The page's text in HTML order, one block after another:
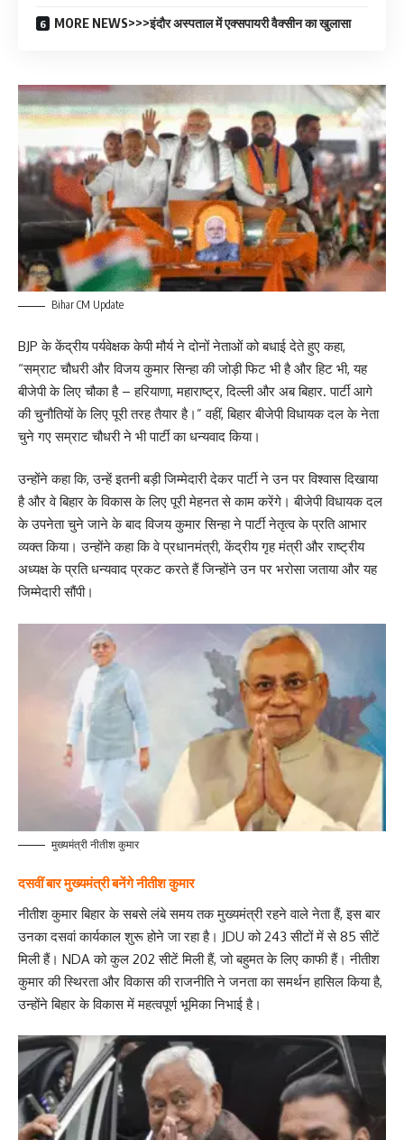
MORE NEWS>>>इंदौर अस्पताल में एक्सपायरी वैक्सीन का खुलासा
Bihar CM Update
BJP के केंद्रीय पर्यवेक्षक केपी मौर्य ने दोनों नेताओं को बधाई देते हुए कहा,
“सम्राट चौधरी और विजय कुमार सिन्हा की जोड़ी फिट भी है और हिट भी, यह
बीजेपी के लिए चौका है – हरियाणा, महाराष्ट्र, दिल्ली और अब बिहार. पार्टी आगे
की चुनौतियों के लिए पूरी तरह तैयार है।” वहीं, बिहार बीजेपी विधायक दल के नेता
चुने गए सम्राट चौधरी ने भी पार्टी का धन्यवाद किया।
उन्होंने कहा कि, उन्हें इतनी बड़ी जिम्मेदारी देकर पार्टी ने उन पर विश्वास दिखाया
है और वे बिहार के विकास के लिए पूरी मेहनत से काम करेंगे। बीजेपी विधायक दल
के उपनेता चुने जाने के बाद विजय कुमार सिन्हा ने पार्टी नेतृत्व के प्रति आभार
व्यक्त किया। उन्होंने कहा कि वे प्रधानमंत्री, केंद्रीय गृह मंत्री और राष्ट्रीय
अध्यक्ष के प्रति धन्यवाद प्रकट करते हैं जिन्होंने उन पर भरोसा जताया और यह
जिम्मेदारी सौंपी।
मुख्यमंत्री नीतीश कुमार
दसवीं बार मुख्यमंत्री बनेंगे नीतीश कुमार
नीतीश कुमार बिहार के सबसे लंबे समय तक मुख्यमंत्री रहने वाले नेता हैं, इस बार
उनका दसवां कार्यकाल शुरू होने जा रहा है। JDU को 243 सीटों में से 85 सीटें
मिली हैं। NDA को कुल 202 सीटें मिली हैं, जो बहुमत के लिए काफी हैं। नीतीश
कुमार की स्थिरता और विकास की राजनीति ने जनता का समर्थन हासिल किया है,
उन्होंने बिहार के विकास में महत्वपूर्ण भूमिका निभाई है।